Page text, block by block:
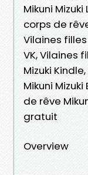
Mikuni
corps de
Vilaines
VK, Vilaines
Mizuki
Mikuni
de rêve
gratuit
Overview